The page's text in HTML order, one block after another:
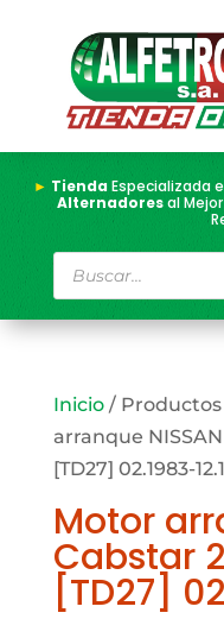
► TiendaEspecializada
Alternadoresal
Búsqueda
de
productos
Inicio/ Productos
arranque
[TD27] 02.1983-
Motor
Cabstar
[TD27]